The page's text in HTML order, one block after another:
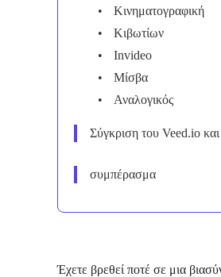
Κινηματογραφική
Κιβωτίων
Invideo
Μίσβα
Αναλογικός
Σύγκριση του Veed.io
συμπέρασμα
Έχετε βρεθεί ποτέ σε μια